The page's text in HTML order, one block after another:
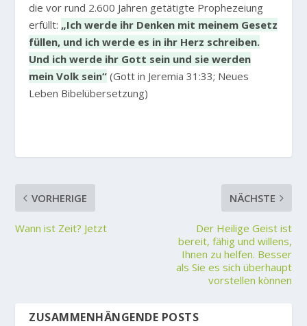
die vor rund 2.600 Jahren getätigte Prophezeiung
erfüllt: „Ich werde ihr Denken mit meinem Gesetz
füllen, und ich werde es in ihr Herz schreiben.
Und ich werde ihr Gott sein und sie werden
mein Volk sein“ (Gott in Jeremia 31:33; Neues
Leben Bibelübersetzung)
VORHERIGE
Wann ist Zeit? Jetzt
NÄCHSTE
Der Heilige Geist ist
bereit, fähig und willens,
Ihnen zu helfen. Besser
als Sie es sich überhaupt
vorstellen können
ZUSAMMENHÄNGENDE POSTS